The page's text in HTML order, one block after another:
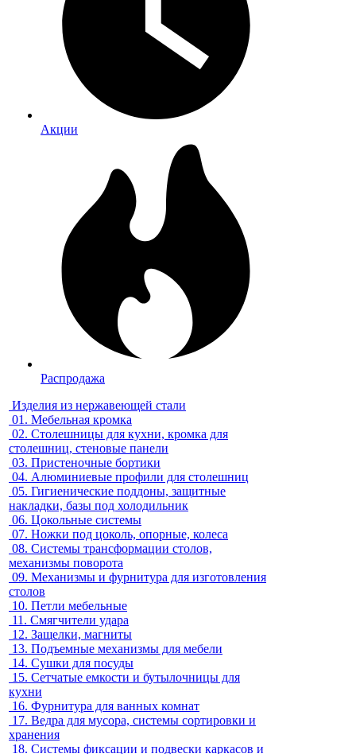
Акции
Распродажа
Изделия из нержавеющей стали
01. Мебельная кромка
02. Столешницы для кухни, кромка для
столешниц, стеновые панели
03. Пристеночные бортики
04. Алюминиевые профили для столешниц
05. Гигиенические поддоны, защитные
накладки, базы под холодильник
06. Цокольные системы
07. Ножки под цоколь, опорные, колеса
08. Системы трансформации столов,
механизмы поворота
09. Механизмы и фурнитура для изготовления
столов
10. Петли мебельные
11. Смягчители удара
12. Защелки, магниты
13. Подъемные механизмы для мебели
14. Сушки для посуды
15. Сетчатые емкости и бутылочницы для
кухни
16. Фурнитура для ванных комнат
17. Ведра для мусора, системы сортировки и
хранения
18. Системы фиксации и подвески каркасов и